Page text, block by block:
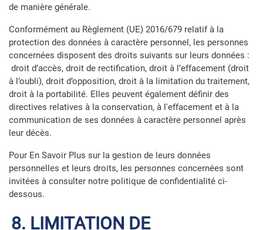
de manière générale.
Conformément au Règlement (UE) 2016/679 relatif à la
protection des données à caractère personnel, les personnes
concernées disposent des droits suivants sur leurs données :
droit d’accès, droit de rectification, droit à l’effacement (droit
à l’oubli), droit d’opposition, droit à la limitation du traitement,
droit à la portabilité. Elles peuvent également définir des
directives relatives à la conservation, à l'effacement et à la
communication de ses données à caractère personnel après
leur décès.
Pour En Savoir Plus sur la gestion de leurs données
personnelles et leurs droits, les personnes concernées sont
invitées à consulter notre politique de confidentialité ci-
dessous.
8. LIMITATION DE